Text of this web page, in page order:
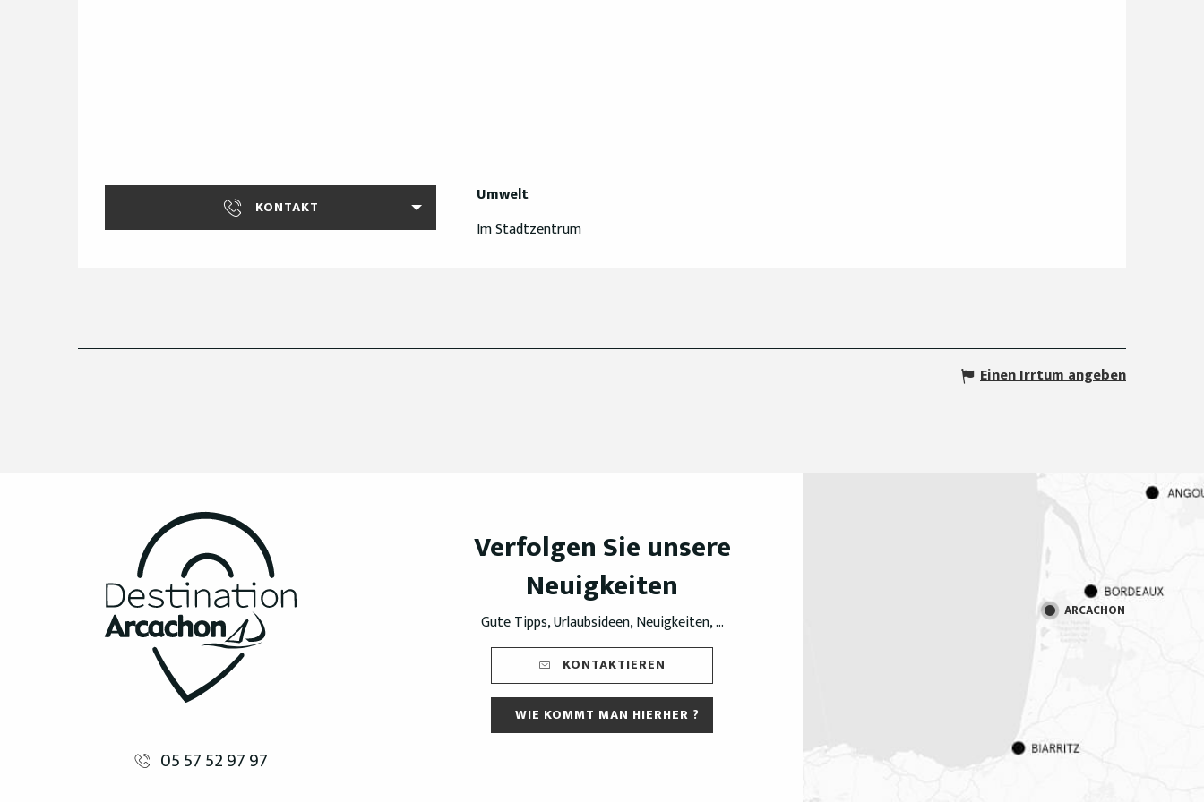
KONTAKT
Umwelt
Umwelt
Im Stadtzentrum
Einen Irrtum angeben
05 57 52 97 97
Verfolgen Sie unsere
Neuigkeiten
Gute Tipps, Urlaubsideen, Neuigkeiten, ...
KONTAKTIEREN
WIE KOMMT MAN HIERHER ?
ARCACHON